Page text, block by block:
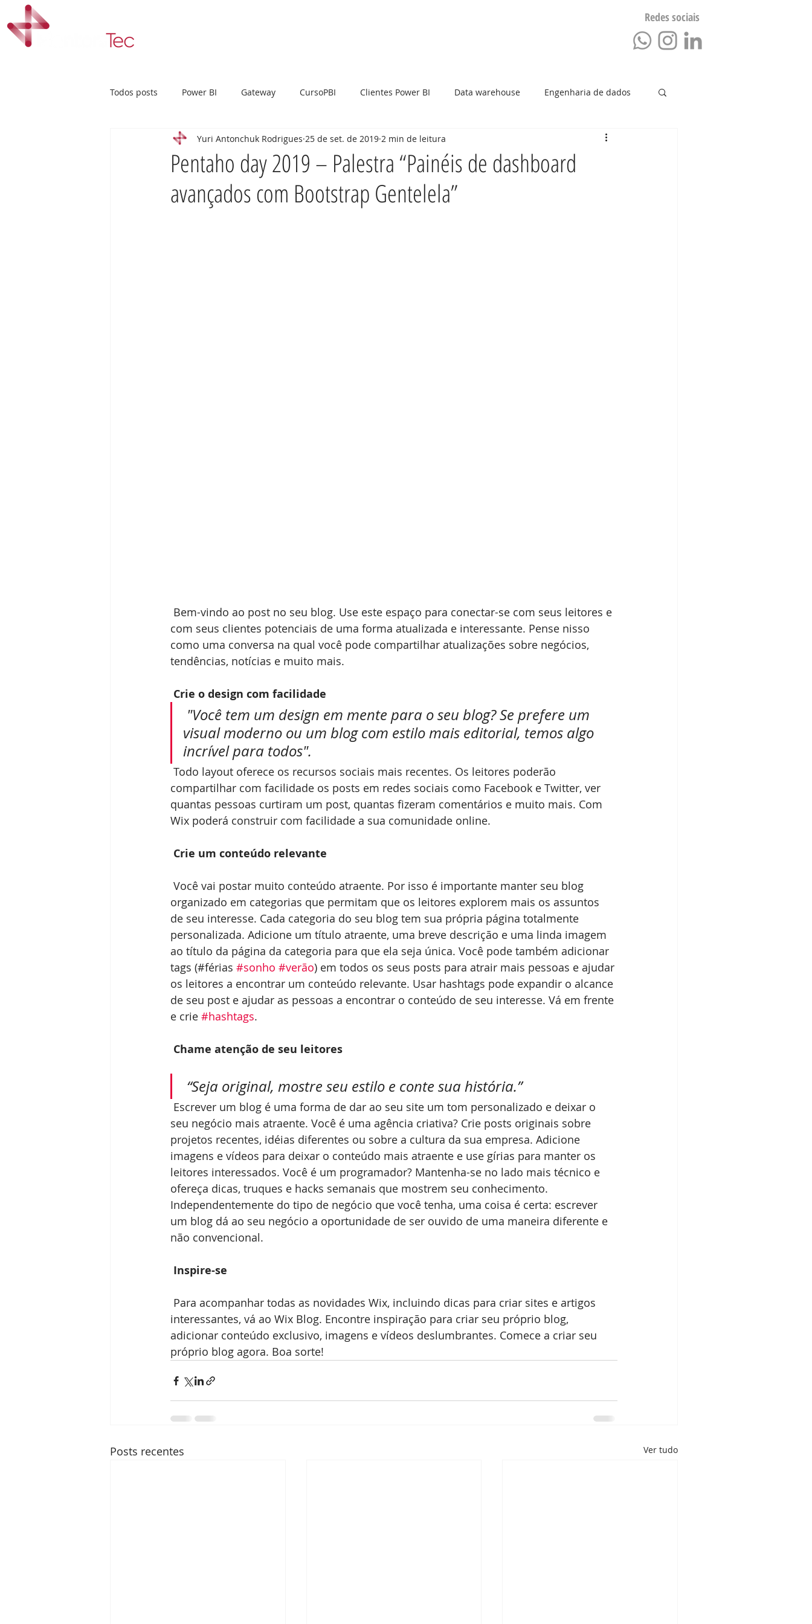
Redes sociais
Todos posts Power BI Gateway CursoPBI Clientes Power BI Data warehouse Engenharia de dados
Dashboard UI/UX Cultura Metodologias CI
Storytelling Real time Pentaho
Pentaho day 2019 – Palestra “Painéis de dashboard
avançados com Bootstrap Gentelela”
Yuri Antonchuk Rodrigues 25 de set. de 2019 2 min de leitura
com seus clientes potenciais de uma forma atualizada e interessante. Pense nisso
como uma conversa na qual você pode compartilhar atualizações sobre negócios,
tendências, notícias e muito mais.
Crie o design com facilidade
"Você tem um design em mente para o seu blog? Se prefere um
visual moderno ou um blog com estilo mais editorial, temos algo
incrível para todos".
compartilhar com facilidade os posts em redes sociais como Facebook e Twitter, ver
quantas pessoas curtiram um post, quantas fizeram comentários e muito mais. Com
Wix poderá construir com facilidade a sua comunidade online.
Crie um conteúdo relevante
organizado em categorias que permitam que os leitores explorem mais os assuntos
de seu interesse. Cada categoria do seu blog tem sua própria página totalmente
personalizada. Adicione um título atraente, uma breve descrição e uma linda imagem
ao título da página da categoria para que ela seja única. Você pode também adicionar
tags (#férias #sonho #verão) em todos os seus posts para atrair mais pessoas e ajudar
os leitores a encontrar um conteúdo relevante. Usar hashtags pode expandir o alcance
de seu post e ajudar as pessoas a encontrar o conteúdo de seu interesse. Vá em frente
e crie #hashtags.
Chame atenção de seu leitores
“Seja original, mostre seu estilo e conte sua história.”
seu negócio mais atraente. Você é uma agência criativa? Crie posts originais sobre
projetos recentes, idéias diferentes ou sobre a cultura da sua empresa. Adicione
imagens e vídeos para deixar o conteúdo mais atraente e use gírias para manter os
leitores interessados. Você é um programador? Mantenha-se no lado mais técnico e
ofereça dicas, truques e hacks semanais que mostrem seu conhecimento.
Independentemente do tipo de negócio que você tenha, uma coisa é certa: escrever
um blog dá ao seu negócio a oportunidade de ser ouvido de uma maneira diferente e
não convencional.
Inspire-se
interessantes, vá ao Wix Blog. Encontre inspiração para criar seu próprio blog,
adicionar conteúdo exclusivo, imagens e vídeos deslumbrantes. Comece a criar seu
próprio blog agora. Boa sorte!
Posts recentes Ver tudo